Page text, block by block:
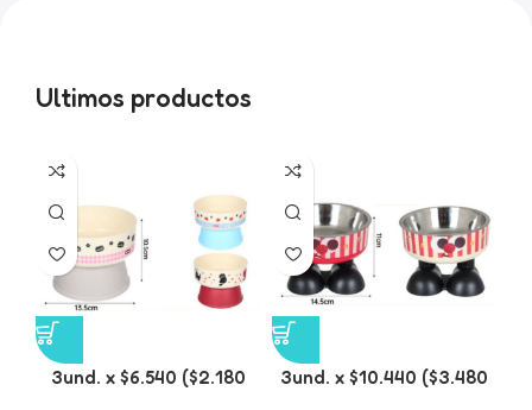
Ultimos productos
3und. x $6.540 ($2.180
3und. x $10.440 ($3.480